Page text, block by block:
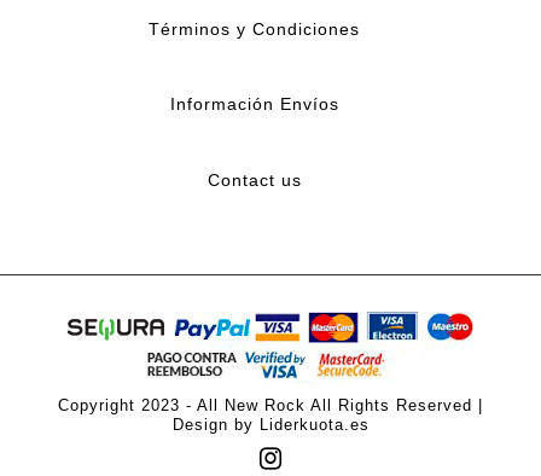
Términos y Condiciones
Información Envíos
Contact us
Copyright 2023 - All New Rock All Rights Reserved |
Design by Liderkuota.es